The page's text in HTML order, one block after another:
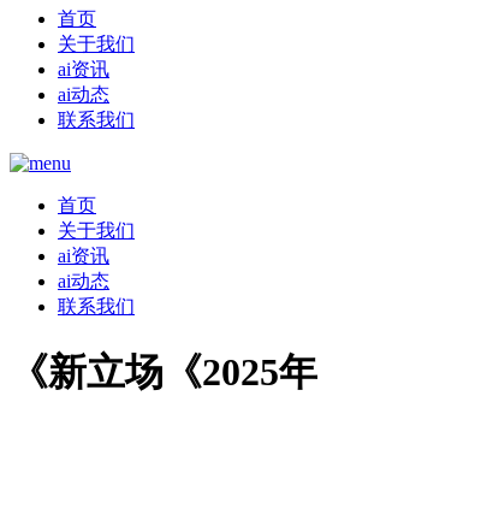
首页
关于我们
ai资讯
ai动态
联系我们
首页
关于我们
ai资讯
ai动态
联系我们
《新立场《2025年